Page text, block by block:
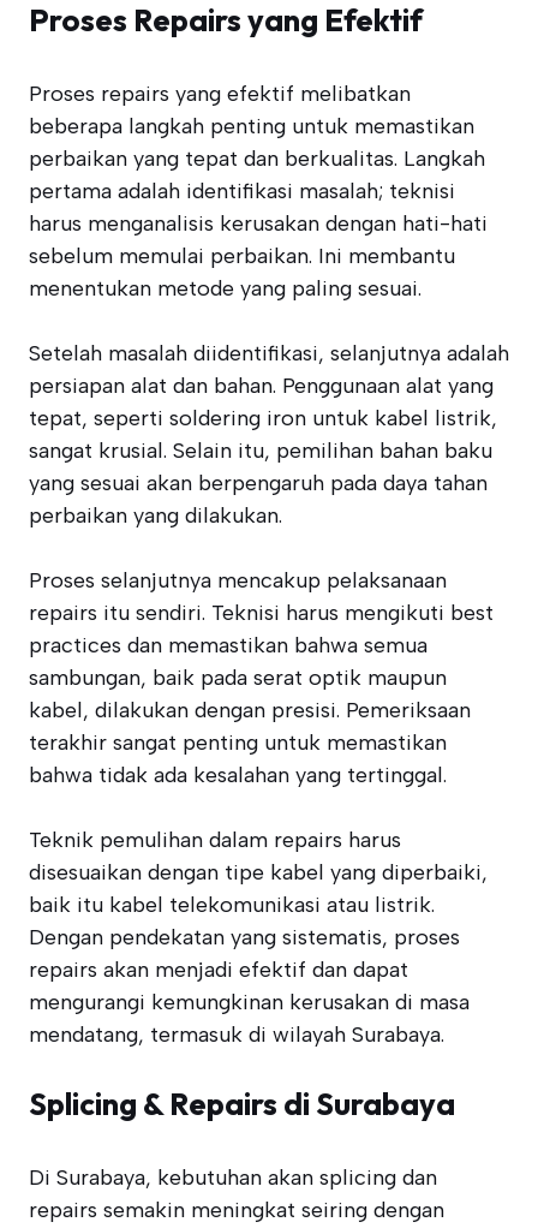
Proses Repairs yang Efektif
Proses repairs yang efektif melibatkan
beberapa langkah penting untuk memastikan
perbaikan yang tepat dan berkualitas. Langkah
pertama adalah identifikasi masalah; teknisi
harus menganalisis kerusakan dengan hati-hati
sebelum memulai perbaikan. Ini membantu
menentukan metode yang paling sesuai.
Setelah masalah diidentifikasi, selanjutnya adalah
persiapan alat dan bahan. Penggunaan alat yang
tepat, seperti soldering iron untuk kabel listrik,
sangat krusial. Selain itu, pemilihan bahan baku
yang sesuai akan berpengaruh pada daya tahan
perbaikan yang dilakukan.
Proses selanjutnya mencakup pelaksanaan
repairs itu sendiri. Teknisi harus mengikuti best
practices dan memastikan bahwa semua
sambungan, baik pada serat optik maupun
kabel, dilakukan dengan presisi. Pemeriksaan
terakhir sangat penting untuk memastikan
bahwa tidak ada kesalahan yang tertinggal.
Teknik pemulihan dalam repairs harus
disesuaikan dengan tipe kabel yang diperbaiki,
baik itu kabel telekomunikasi atau listrik.
Dengan pendekatan yang sistematis, proses
repairs akan menjadi efektif dan dapat
mengurangi kemungkinan kerusakan di masa
mendatang, termasuk di wilayah Surabaya.
Splicing & Repairs di Surabaya
Di Surabaya, kebutuhan akan splicing dan
repairs semakin meningkat seiring dengan